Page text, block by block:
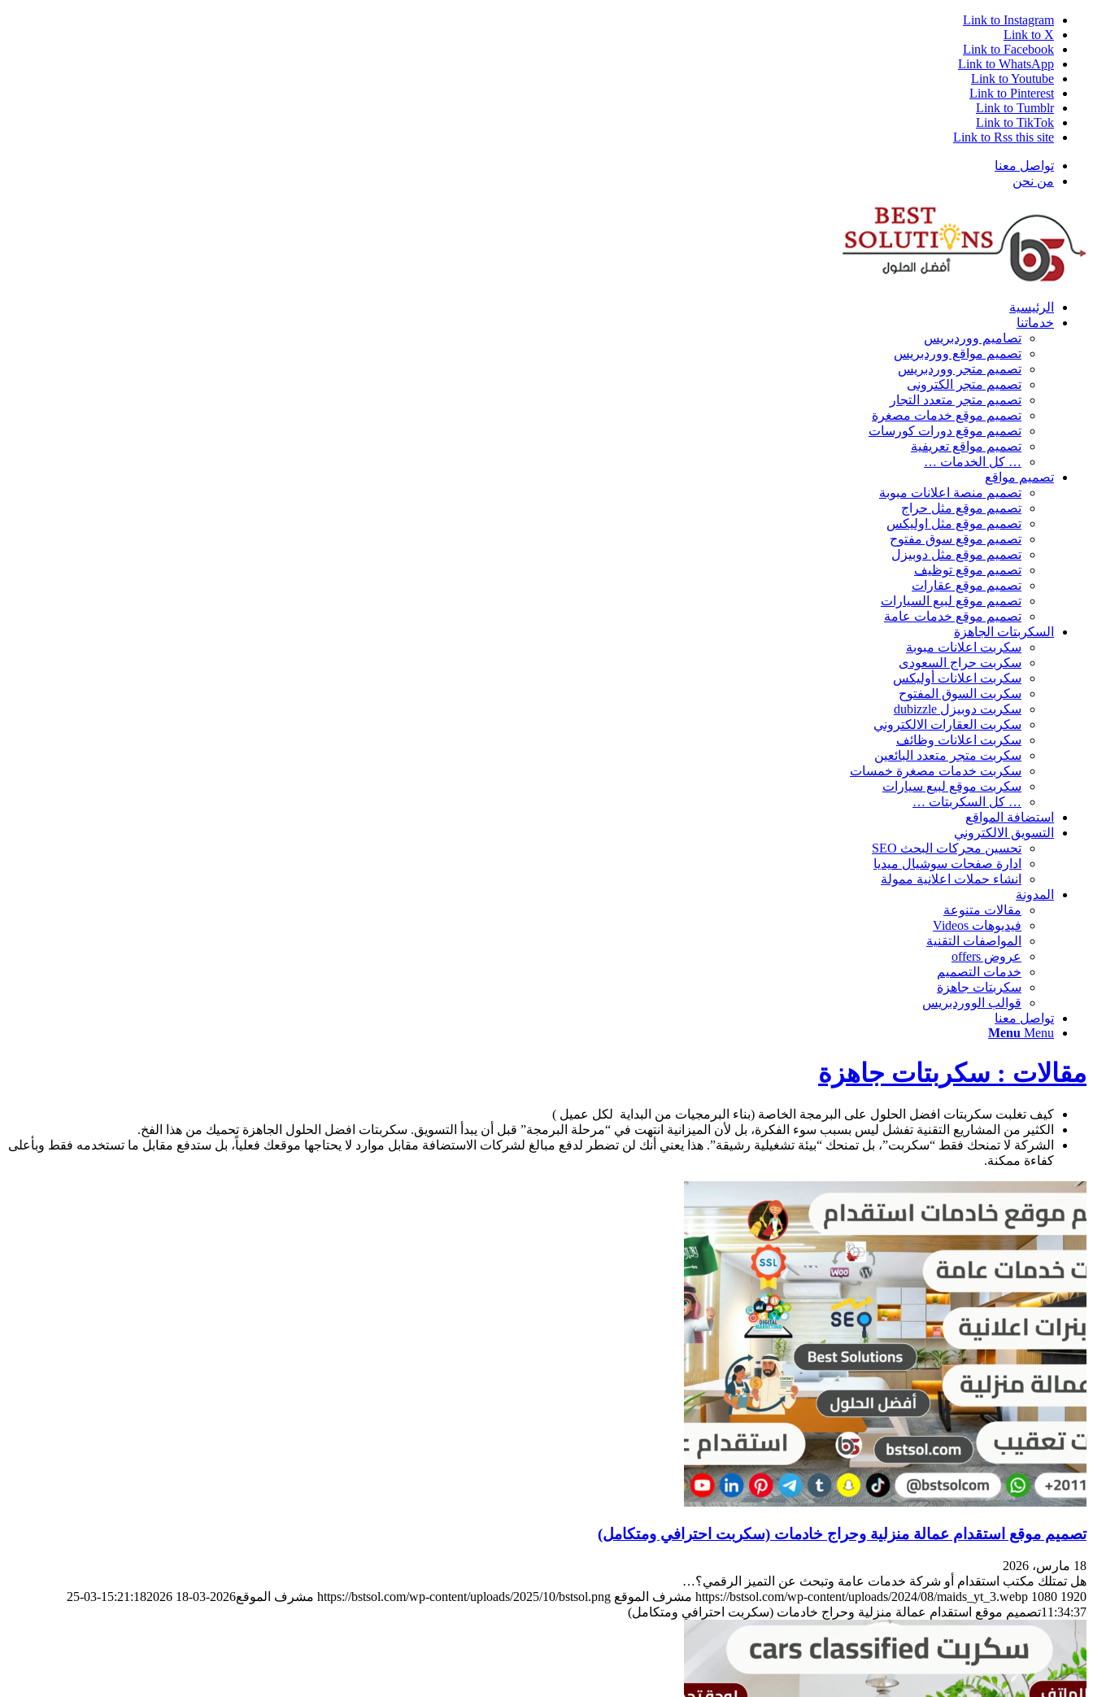
Link to Instagram
Link to X
Link to Facebook
Link to WhatsApp
Link to Youtube
Link to Pinterest
Link to Tumblr
Link to TikTok
Link to Rss this site
تواصل معنا
من نحن
الرئيسية
خدماتنا
تصاميم ووردبريس
تصميم مواقع ووردبريس
تصميم متجر ووردبريس
تصميم متجر الكترونى
تصميم متجر متعدد التجار
تصميم موقع خدمات مصغرة
تصميم موقع دورات كورسات
تصميم مواقع تعريفية
… كل الخدمات …
تصميم مواقع
تصميم منصة اعلانات مبوبة
تصميم موقع مثل حراج
تصميم موقع مثل اوليكس
تصميم موقع سوق مفتوح
تصميم موقع مثل دوبيزل
تصميم موقع توظيف
تصميم موقع عقارات
تصميم موقع لبيع السيارات
تصميم موقع خدمات عامة
السكربتات الجاهزة
سكربت اعلانات مبوبة
سكربت حراج السعودى
سكربت اعلانات أوليكس
سكربت السوق المفتوح
سكربت دوبيزل dubizzle
سكربت العقارات الالكتروني
سكربت اعلانات وظائف
سكربت متجر متعدد البائعين
سكربت خدمات مصغرة خمسات
سكربت موقع لبيع سيارات
… كل السكربتات …
استضافة المواقع
التسويق الالكتروني
تحسين محركات البحث SEO
ادارة صفحات سوشيال ميديا
انشاء حملات اعلانية ممولة
المدونة
مقالات متنوعة
فيديوهات Videos
المواصفات التقنية
عروض offers
خدمات التصميم
سكربتات جاهزة
قوالب الووردبريس
تواصل معنا
Menu Menu
مقالات : سكربتات جاهزة
كيف تغلبت سكربتات افضل الحلول على البرمجة الخاصة (بناء البرمجيات من البداية لكل عميل )
الكثير من المشاريع التقنية تفشل ليس بسبب سوء الفكرة، بل لأن الميزانية انتهت في “مرحلة البرمجة” قبل أن يبدأ التسويق. سكربتات افضل الحلول الجاهزة تحميك من هذا الفخ.
الشركة لا تمنحك فقط “سكربت”، بل تمنحك “بيئة تشغيلية رشيقة”. هذا يعني أنك لن تضطر لدفع مبالغ لشركات الاستضافة مقابل موارد لا يحتاجها موقعك فعلياً، بل ستدفع مقابل ما تستخدمه فقط وبأعلى
كفاءة ممكنة.
تصميم موقع استقدام عمالة منزلية وحراج خادمات (سكربت احترافي ومتكامل)
18 مارس، 2026
هل تمتلك مكتب استقدام أو شركة خدمات عامة وتبحث عن التميز الرقمي؟…
https://bstsol.com/wp-content/uploads/2024/08/maids_yt_3.webp 1080 1920 مشرف الموقع https://bstsol.com/wp-content/uploads/2025/10/bstsol.png مشرف الموقع2026-03-18 15:21:18
2026-03-25
11:34:37تصميم موقع استقدام عمالة منزلية وحراج خادمات (سكربت احترافي ومتكامل)